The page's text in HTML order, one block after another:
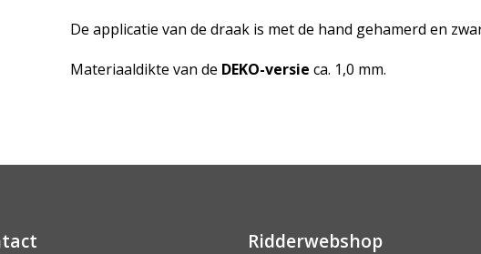
De applicatie van de draak is met de hand gehamerd en
Materiaaldikte van de DEKO-versie ca. 1,0 mm.
Ridderwebshop